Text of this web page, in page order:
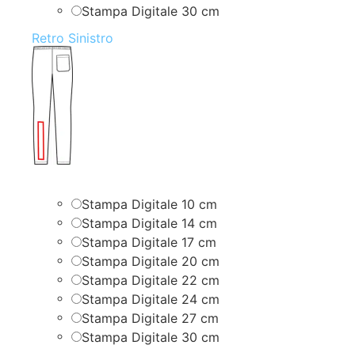
Stampa Digitale 30 cm
Retro Sinistro
Stampa Digitale 10 cm
Stampa Digitale 14 cm
Stampa Digitale 17 cm
Stampa Digitale 20 cm
Stampa Digitale 22 cm
Stampa Digitale 24 cm
Stampa Digitale 27 cm
Stampa Digitale 30 cm